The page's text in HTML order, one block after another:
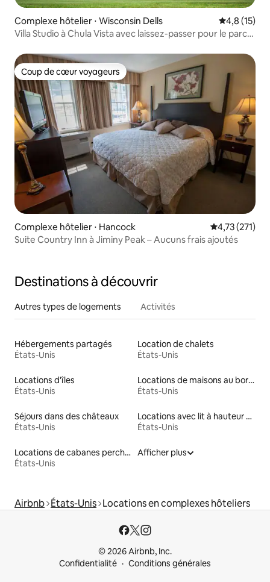
Complexe hôtelier ⋅ Wisconsin Dells Évaluation
4,8 (15)
Villa Studio à Chula Vista avec laissez-passer pour le parc
Coup de cœur voyageurs
Coup de cœur voyageurs
Complexe hôtelier ⋅ Hancock Évaluation
4,73 (271)
Suite Country Inn à Jiminy Peak – Aucuns frais ajoutés
Destinations à découvrir
Autres types de logements Activités
Hébergements partagés
États-Unis
Location de chalets
États-Unis
Locations d'îles
États-Unis
Locations de maisons au bord d'un lac
États-Unis
Séjours dans des châteaux
États-Unis
Locations avec lit à hauteur adaptée
États-Unis
Locations de cabanes perchées
États-Unis
Afficher plus
Airbnb États-Unis Locations en complexes hôteliers
© 2026 Airbnb, Inc.
Confidentialité
Conditions générales